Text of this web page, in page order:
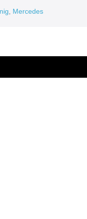
Mercedes